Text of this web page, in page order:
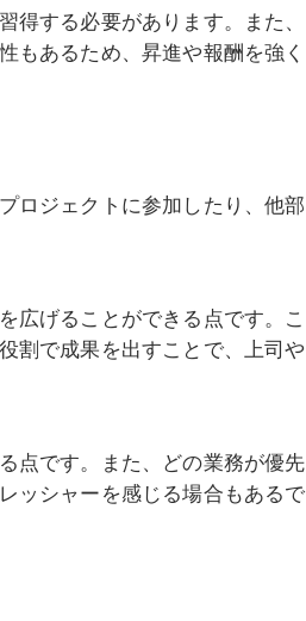
する必要があります。また、
もあるため、昇進や報酬を強く
ロジェクトに参加したり、他部
広げることができる点です。こ
割で成果を出すことで、上司や
点です。また、どの業務が優先
ッシャーを感じる場合もあるで